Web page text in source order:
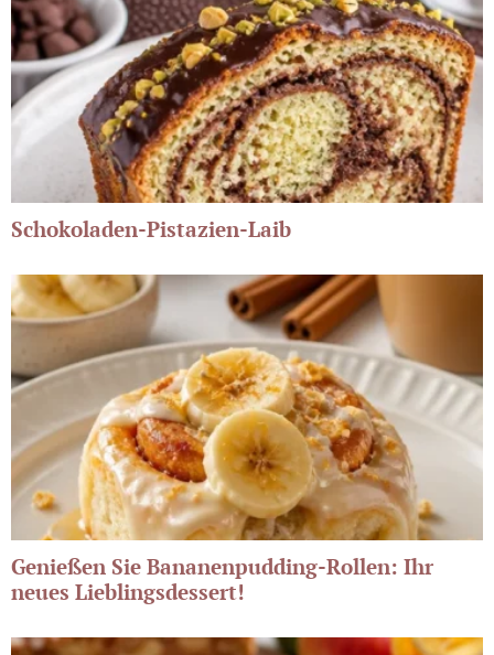
Schokoladen-Pistazien-Laib
Genießen Sie Bananenpudding-Rollen: Ihr
neues Lieblingsdessert!